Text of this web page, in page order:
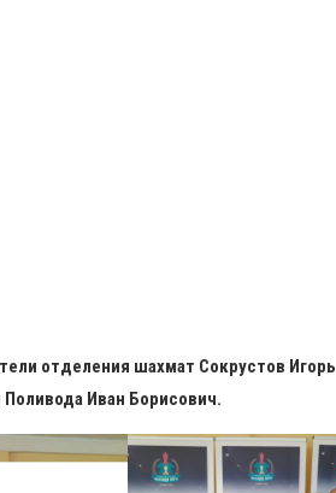
отделения шахмат Сокрустов Игорь
Иван Борисович.